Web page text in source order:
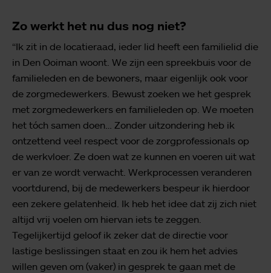
Zo werkt het nu dus nog niet?
“Ik zit in de locatieraad, ieder lid heeft een familielid die
in Den Ooiman woont. We zijn een spreekbuis voor de
familieleden en de bewoners, maar eigenlijk ook voor
de zorgmedewerkers. Bewust zoeken we het gesprek
met zorgmedewerkers en familieleden op. We moeten
het tóch samen doen… Zonder uitzondering heb ik
ontzettend veel respect voor de zorgprofessionals op
de werkvloer. Ze doen wat ze kunnen en voeren uit wat
er van ze wordt verwacht. Werkprocessen veranderen
voortdurend, bij de medewerkers bespeur ik hierdoor
een zekere gelatenheid. Ik heb het idee dat zij zich niet
altijd vrij voelen om hiervan iets te zeggen.
Tegelijkertijd geloof ik zeker dat de directie voor
lastige beslissingen staat en zou ik hem het advies
willen geven om (vaker) in gesprek te gaan met de